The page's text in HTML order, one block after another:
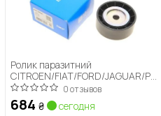
Ролик паразитний
CITROEN/FIAT/FORD/JAGUAR/
Jumper/Ducato/Transit/X-
Type/Boxer "2,0/2,2L "00>>
0 отзывов
684 ₴ сегодня